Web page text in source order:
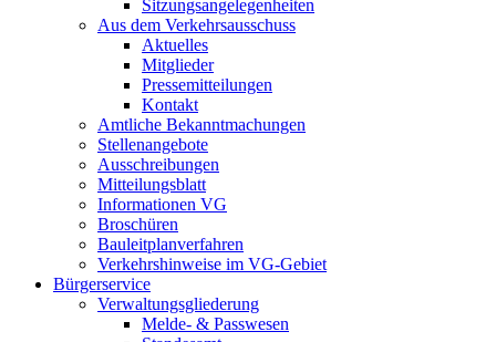
Sitzungsangelegenheiten
Aus dem Verkehrsausschuss
Aktuelles
Mitglieder
Pressemitteilungen
Kontakt
Amtliche Bekanntmachungen
Stellenangebote
Ausschreibungen
Mitteilungsblatt
Informationen VG
Broschüren
Bauleitplanverfahren
Verkehrshinweise im VG-Gebiet
Bürgerservice
Verwaltungsgliederung
Melde- & Passwesen